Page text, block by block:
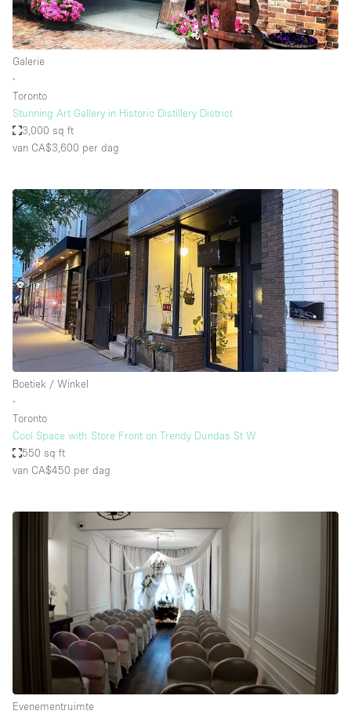
Galerie
∙
Toronto
Stunning Art Gallery in Historic Distillery District
3,000 sq ft
van CA$3,600 per dag
Boetiek / Winkel
∙
Toronto
Cool Space with Store Front on Trendy Dundas St W
550 sq ft
van CA$450 per dag
Evenementruimte